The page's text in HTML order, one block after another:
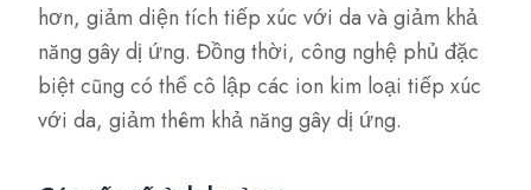
hơn, giảm diện tích tiếp xúc với da và giảm khả
năng gây dị ứng. Đồng thời, công nghệ phủ đặc
biệt cũng có thể cô lập các ion kim loại tiếp xúc
với da, giảm thêm khả năng gây dị ứng.